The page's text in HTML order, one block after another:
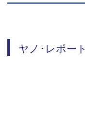
ヤノ･レポート